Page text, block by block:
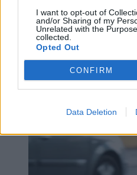
I want to opt-out of
and/or Sharing of my
Unrelated with the
collected.
Opted Out
CONFIRM
Data Deletion